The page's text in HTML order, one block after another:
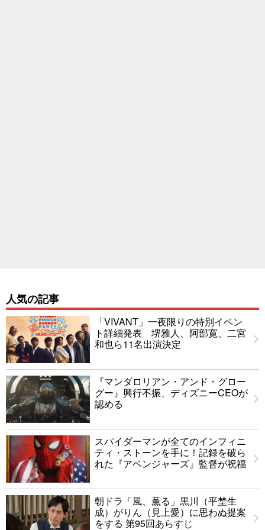
人気の記事
「VIVANT」一夜限りの特別イベン
ト詳細発表 堺雅人、阿部寛、二宮
和也ら11名出演決定
『マンダロリアン・アンド・グロー
グー』興行不振、ディズニーCEOが
認める
スパイダーマンが全てのインフィニ
ティ・ストーンを手に！記録を破ら
れた『アベンジャーズ』監督が祝福
朝ドラ「風、薫る」黒川（平埜生
成）がりん（見上愛）に思わぬ提案
をする 第95回あらすじ